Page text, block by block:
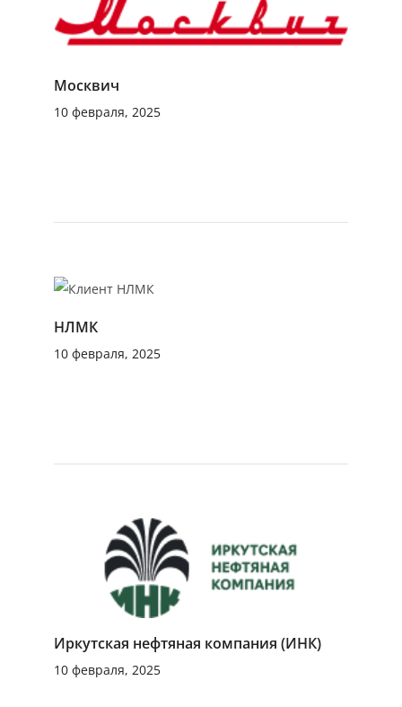
Москвич
10 февраля, 2025
НЛМК
10 февраля, 2025
Иркутская нефтяная компания (ИНК)
10 февраля, 2025